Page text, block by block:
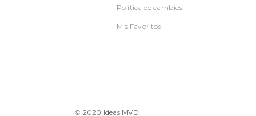
Política de cambios
Mis Favoritos
© 2020 Ideas MVD.